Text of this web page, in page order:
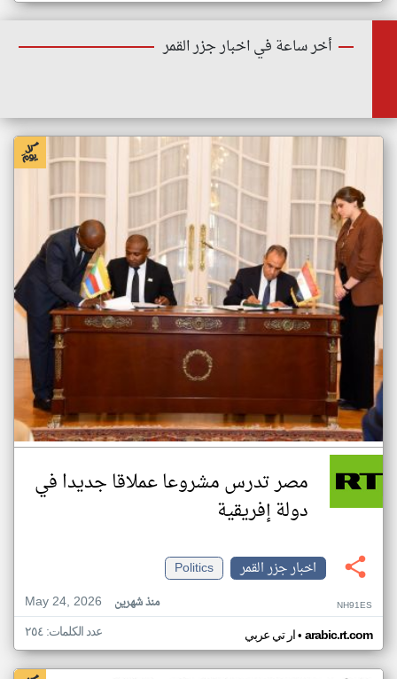
أخر ساعة في اخبار جزر القمر
مصر تدرس مشروعا عملاقا جديدا في
دولة إفريقية
اخبار جزر القمر
Politics
May 24, 2026
منذ شهرين NH91ES
ار تي عربي• arabic.rt.com عدد الكلمات: ٢٥٤